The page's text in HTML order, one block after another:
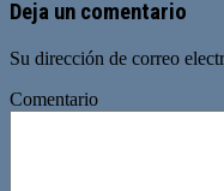
Deja un comentario
Su dirección de correo
Comentario